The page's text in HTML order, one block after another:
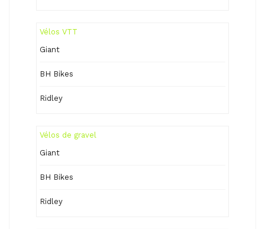
Vélos VTT
Giant
BH Bikes
Ridley
Vélos de gravel
Giant
BH Bikes
Ridley